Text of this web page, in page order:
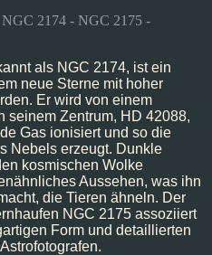
NGC 2174 - NGC 2175 -
als NGC 2174, ist ein
neue Sterne mit hoher
Er wird von einem
seinem Zentrum, HD 42088,
Gas ionisiert und so die
Nebels erzeugt. Dunkle
kosmischen Wolke
Aussehen, was ihn
die Tieren ähneln. Der
NGC 2175 assoziiert
Form und detaillierten